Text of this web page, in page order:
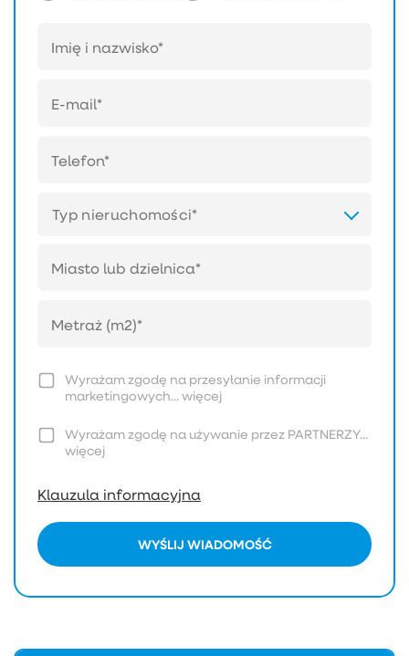
Typ nieruchomości*
Wyrażam zgodę na przesyłanie informacji
marketingowych...więcej
Wyrażam zgodę na używanie przez PARTNERZY...
więcej
Klauzula informacyjna
WYŚLIJ WIADOMOŚĆ